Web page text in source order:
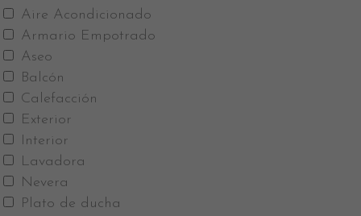
Aire Acondicionado
Armario Empotrado
Aseo
Balcón
Calefacción
Exterior
Interior
Lavadora
Nevera
Plato de ducha